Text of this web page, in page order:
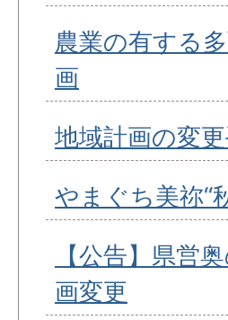
農業の有する
画
地域計画の変
やまぐち美祢“
【公告】県営
画変更